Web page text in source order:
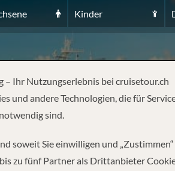
Kinder
FL
– Ihr Nutzungserlebnis bei cruisetour.ch
und andere Technologien, die für
sind.
soweit Sie einwilligen und
zu fünf Partner als Drittanbieter